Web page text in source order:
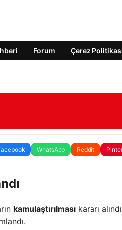
Forum Çerez Politikası
WhatsApp Reddit
kamulaştırılması kararı